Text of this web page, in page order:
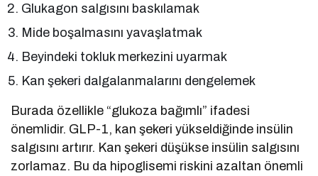
Glukagon salgısını baskılamak
Mide boşalmasını yavaşlatmak
Beyindeki tokluk merkezini uyarmak
Kan şekeri dalgalanmalarını dengelemek
Burada özellikle “glukoza bağımlı” ifadesi
önemlidir. GLP-1, kan şekeri yükseldiğinde insülin
salgısını artırır. Kan şekeri düşükse insülin salgısını
zorlamaz. Bu da hipoglisemi riskini azaltan önemli